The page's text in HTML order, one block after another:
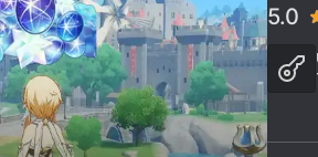
5.0